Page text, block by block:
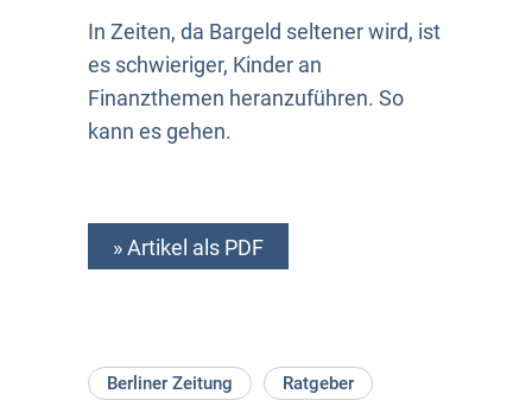
In Zeiten, da Bargeld seltener wird, ist
es schwieriger, Kinder an
Finanzthemen heranzuführen. So
kann es gehen.
» Artikel als PDF
Berliner Zeitung Ratgeber